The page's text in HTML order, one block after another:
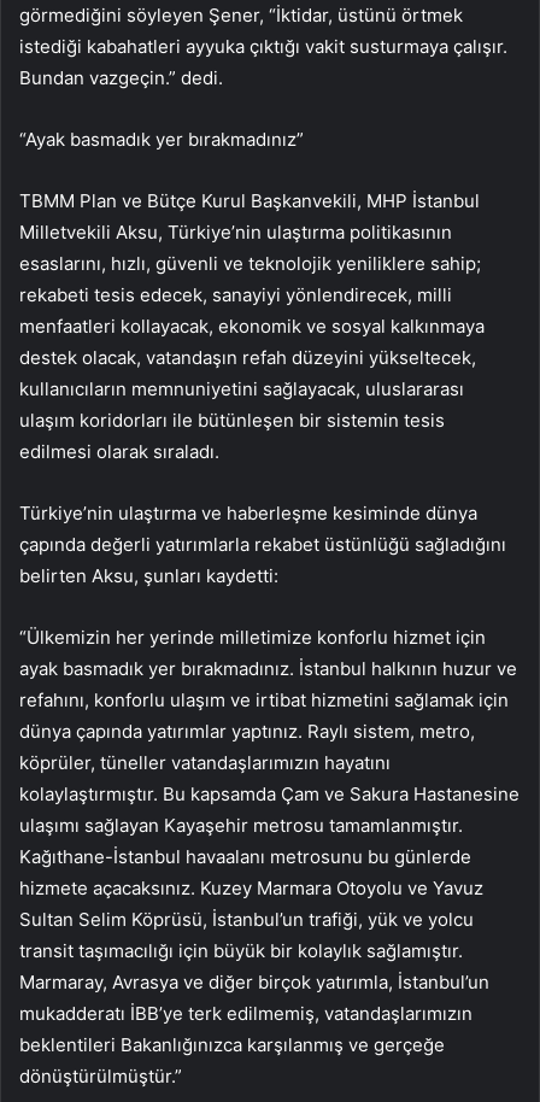
görmediğini söyleyen Şener, “İktidar, üstünü örtmek
istediği kabahatleri ayyuka çıktığı vakit susturmaya çalışır.
Bundan vazgeçin.” dedi.
“Ayak basmadık yer bırakmadınız”
TBMM Plan ve Bütçe Kurul Başkanvekili, MHP İstanbul
Milletvekili Aksu, Türkiye’nin ulaştırma politikasının
esaslarını, hızlı, güvenli ve teknolojik yeniliklere sahip;
rekabeti tesis edecek, sanayiyi yönlendirecek, milli
menfaatleri kollayacak, ekonomik ve sosyal kalkınmaya
destek olacak, vatandaşın refah düzeyini yükseltecek,
kullanıcıların memnuniyetini sağlayacak, uluslararası
ulaşım koridorları ile bütünleşen bir sistemin tesis
edilmesi olarak sıraladı.
Türkiye’nin ulaştırma ve haberleşme kesiminde dünya
çapında değerli yatırımlarla rekabet üstünlüğü sağladığını
belirten Aksu, şunları kaydetti:
“Ülkemizin her yerinde milletimize konforlu hizmet için
ayak basmadık yer bırakmadınız. İstanbul halkının huzur ve
refahını, konforlu ulaşım ve irtibat hizmetini sağlamak için
dünya çapında yatırımlar yaptınız. Raylı sistem, metro,
köprüler, tüneller vatandaşlarımızın hayatını
kolaylaştırmıştır. Bu kapsamda Çam ve Sakura Hastanesine
ulaşımı sağlayan Kayaşehir metrosu tamamlanmıştır.
Kağıthane-İstanbul havaalanı metrosunu bu günlerde
hizmete açacaksınız. Kuzey Marmara Otoyolu ve Yavuz
Sultan Selim Köprüsü, İstanbul’un trafiği, yük ve yolcu
transit taşımacılığı için büyük bir kolaylık sağlamıştır.
Marmaray, Avrasya ve diğer birçok yatırımla, İstanbul’un
mukadderatı İBB’ye terk edilmemiş, vatandaşlarımızın
beklentileri Bakanlığınızca karşılanmış ve gerçeğe
dönüştürülmüştür.”